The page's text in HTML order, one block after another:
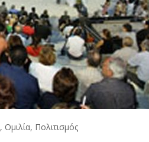
, Ομιλία, Πολιτισμός